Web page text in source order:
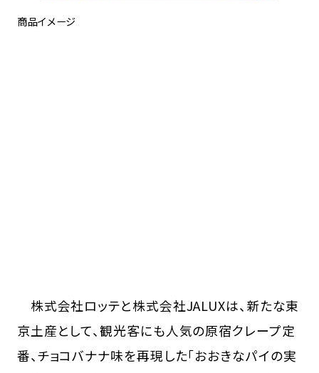
商品イメージ
株式会社ロッテと株式会社JALUXは、新たな東
京土産として、観光客にも人気の原宿クレープ定
番、チョコバナナ味を再現した「おおきなパイの実